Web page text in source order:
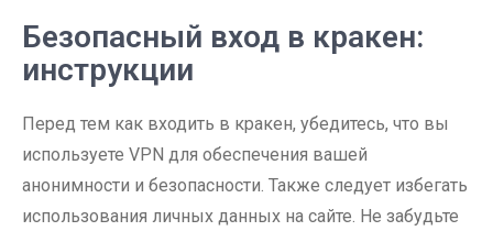
Безопасный вход в кракен:
инструкции
Перед тем как входить в кракен, убедитесь, что вы
используете VPN для обеспечения вашей
анонимности и безопасности. Также следует избегать
использования личных данных на сайте. Не забудьте